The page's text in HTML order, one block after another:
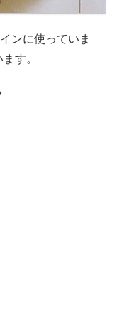
ンに使っていま
す。